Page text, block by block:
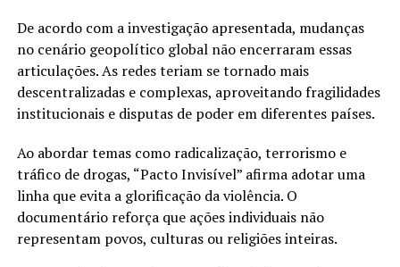
De acordo com a investigação apresentada, mudanças
no cenário geopolítico global não encerraram essas
articulações. As redes teriam se tornado mais
descentralizadas e complexas, aproveitando fragilidades
institucionais e disputas de poder em diferentes países.
Ao abordar temas como radicalização, terrorismo e
tráfico de drogas, “Pacto Invisível” afirma adotar uma
linha que evita a glorificação da violência. O
documentário reforça que ações individuais não
representam povos, culturas ou religiões inteiras.